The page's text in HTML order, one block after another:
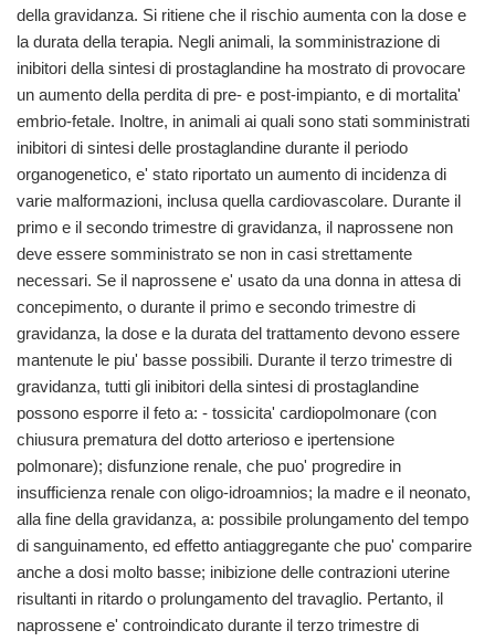
della gravidanza. Si ritiene che il rischio aumenta con la dose e
la durata della terapia. Negli animali, la somministrazione di
inibitori della sintesi di prostaglandine ha mostrato di provocare
un aumento della perdita di pre- e post-impianto, e di mortalita'
embrio-fetale. Inoltre, in animali ai quali sono stati somministrati
inibitori di sintesi delle prostaglandine durante il periodo
organogenetico, e' stato riportato un aumento di incidenza di
varie malformazioni, inclusa quella cardiovascolare. Durante il
primo e il secondo trimestre di gravidanza, il naprossene non
deve essere somministrato se non in casi strettamente
necessari. Se il naprossene e' usato da una donna in attesa di
concepimento, o durante il primo e secondo trimestre di
gravidanza, la dose e la durata del trattamento devono essere
mantenute le piu' basse possibili. Durante il terzo trimestre di
gravidanza, tutti gli inibitori della sintesi di prostaglandine
possono esporre il feto a: - tossicita' cardiopolmonare (con
chiusura prematura del dotto arterioso e ipertensione
polmonare); disfunzione renale, che puo' progredire in
insufficienza renale con oligo-idroamnios; la madre e il neonato,
alla fine della gravidanza, a: possibile prolungamento del tempo
di sanguinamento, ed effetto antiaggregante che puo' comparire
anche a dosi molto basse; inibizione delle contrazioni uterine
risultanti in ritardo o prolungamento del travaglio. Pertanto, il
naprossene e' controindicato durante il terzo trimestre di